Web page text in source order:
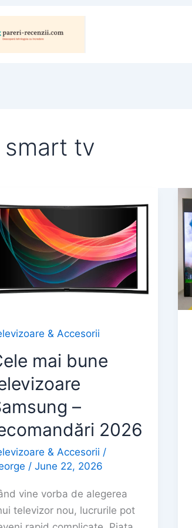
smart tv
& Accesorii
mai bune
–
2026
& Accesorii /
/ June 22, 2026
vine vorba de alegerea
televizor nou, lucrurile pot